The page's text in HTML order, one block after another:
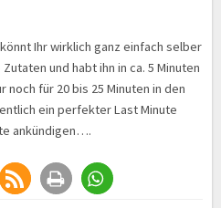
Ihr wirklich ganz einfach selber
und habt ihn in ca. 5 Minuten
für 20 bis 25 Minuten in den
ein perfekter Last Minute
ankündigen….